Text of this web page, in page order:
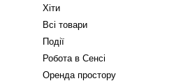
Хіти
Всі товари
Події
Робота в Сенсі
Оренда простору